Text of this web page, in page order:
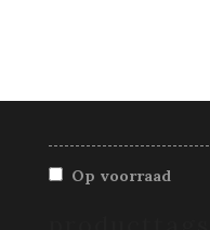
Op voorraad